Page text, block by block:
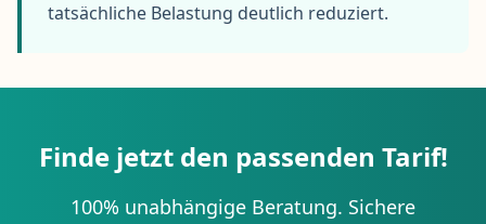
tatsächliche Belastung deutlich reduziert.
Finde jetzt den passenden Tarif!
100% unabhängige Beratung. Sichere